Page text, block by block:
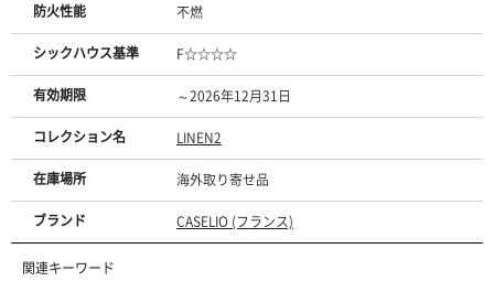
防火性能 不燃
シックハウス基準 F☆☆☆☆
有効期限 ～2026年12月31日
コレクション名 LINEN2
在庫場所 海外取り寄せ品
ブランド CASELIO (フランス)
関連キーワード